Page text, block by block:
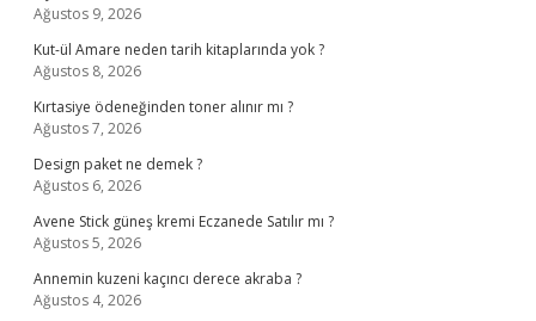
Ağustos 9, 2026
Kut-ül Amare neden tarih kitaplarında yok ?
Ağustos 8, 2026
Kırtasiye ödeneğinden toner alınır mı ?
Ağustos 7, 2026
Design paket ne demek ?
Ağustos 6, 2026
Avene Stick güneş kremi Eczanede Satılır mı ?
Ağustos 5, 2026
Annemin kuzeni kaçıncı derece akraba ?
Ağustos 4, 2026